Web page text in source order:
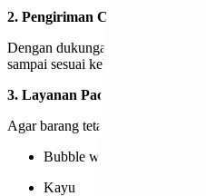
2. Pengiriman Cepat & Tepat
Dengan dukungan jalur udara
sampai sesuai kebutuhan.
3. Layanan Packing Profesional
Agar barang tetap aman selama
Bubble wrap
Kayu